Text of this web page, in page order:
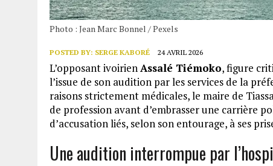
Photo : Jean Marc Bonnel / Pexels
POSTED BY: SERGE KABORÉ 24 AVRIL 2026
L’opposant ivoirienAssalé Tiémoko, figure
l’issue de son audition par les services de la
raisons strictement médicales, le maire de
de profession avant d’embrasser une carrière
d’accusation liés, selon son entourage, à ses
Une audition interrompue par